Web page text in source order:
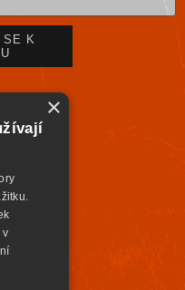
×
v